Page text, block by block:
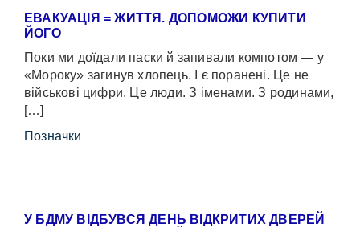
ЕВАКУАЦІЯ = ЖИТТЯ. ДОПОМОЖИ КУПИТИ
ЙОГО
Поки ми доїдали паски й запивали компотом — у
«Мороку» загинув хлопець. І є поранені. Це не
військові цифри. Це люди. З іменами. З родинами,
[…]
Позначки
У БДМУ ВІДБУВСЯ ДЕНЬ ВІДКРИТИХ ДВЕРЕЙ